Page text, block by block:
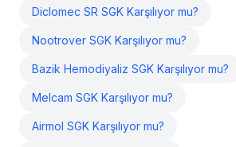
Diclomec SR SGK Karşılıyor mu?
Nootrover SGK Karşılıyor mu?
Bazik Hemodiyaliz SGK Karşılıyor mu?
Melcam SGK Karşılıyor mu?
Airmol SGK Karşılıyor mu?